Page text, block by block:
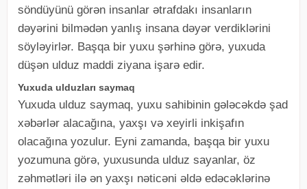
söndüyünü görən insanlar ətrafdakı insanların
dəyərini bilmədən yanlış insana dəyər verdiklərini
söyləyirlər. Başqa bir yuxu şərhinə görə, yuxuda
düşən ulduz maddi ziyana işarə edir.
Yuxuda ulduzları saymaq
Yuxuda ulduz saymaq, yuxu sahibinin gələcəkdə şad
xəbərlər alacağına, yaxşı və xeyirli inkişafın
olacağına yozulur. Eyni zamanda, başqa bir yuxu
yozumuna görə, yuxusunda ulduz sayanlar, öz
zəhmətləri ilə ən yaxşı nəticəni əldə edəcəklərinə